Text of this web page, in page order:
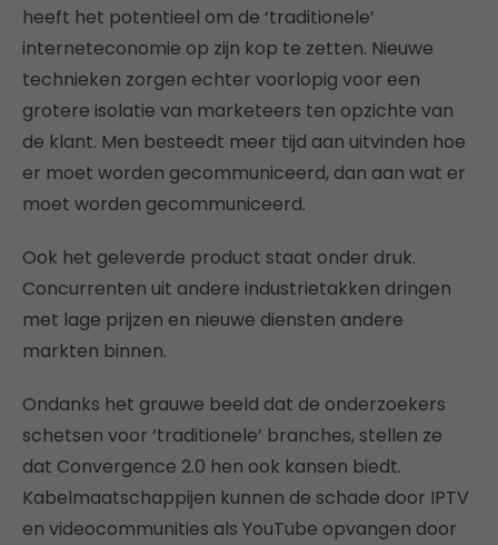
heeft het potentieel om de ‘traditionele’
interneteconomie op zijn kop te zetten. Nieuwe
technieken zorgen echter voorlopig voor een
grotere isolatie van marketeers ten opzichte van
de klant. Men besteedt meer tijd aan uitvinden hoe
er moet worden gecommuniceerd, dan aan wat er
moet worden gecommuniceerd.
Ook het geleverde product staat onder druk.
Concurrenten uit andere industrietakken dringen
met lage prijzen en nieuwe diensten andere
markten binnen.
Ondanks het grauwe beeld dat de onderzoekers
schetsen voor ‘traditionele’ branches, stellen ze
dat Convergence 2.0 hen ook kansen biedt.
Kabelmaatschappijen kunnen de schade door IPTV
en videocommunities als YouTube opvangen door